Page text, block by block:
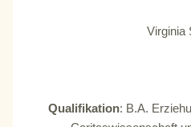
Virginia
Qualifikation: B.A.